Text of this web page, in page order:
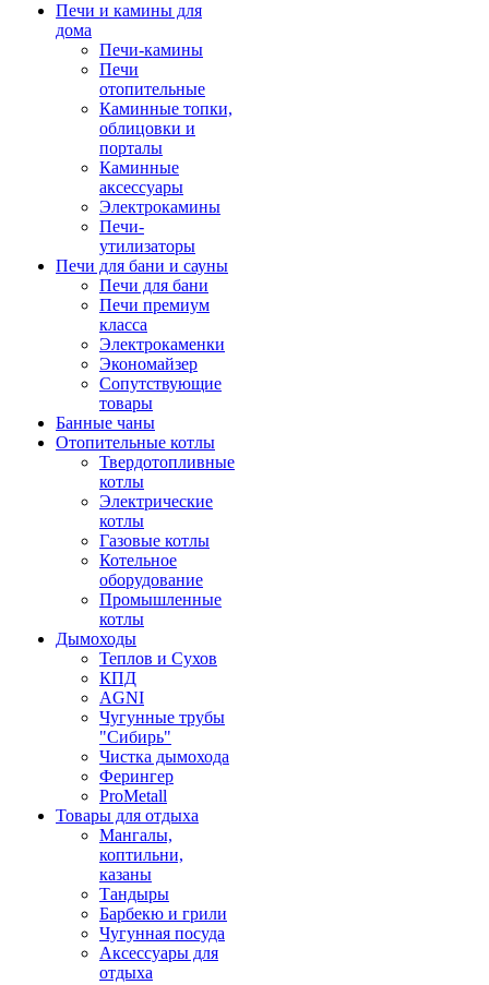
Печи и камины для
дома
Печи-камины
Печи
отопительные
Каминные топки,
облицовки и
порталы
Каминные
аксессуары
Электрокамины
Печи-
утилизаторы
Печи для бани и сауны
Печи для бани
Печи премиум
класса
Электрокаменки
Экономайзер
Сопутствующие
товары
Банные чаны
Отопительные котлы
Твердотопливные
котлы
Электрические
котлы
Газовые котлы
Котельное
оборудование
Промышленные
котлы
Дымоходы
Теплов и Сухов
КПД
AGNI
Чугунные трубы
"Сибирь"
Чистка дымохода
Ферингер
ProMetall
Товары для отдыха
Мангалы,
коптильни,
казаны
Тандыры
Барбекю и грили
Чугунная посуда
Аксессуары для
отдыха